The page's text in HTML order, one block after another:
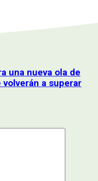
una nueva ola de
a superar